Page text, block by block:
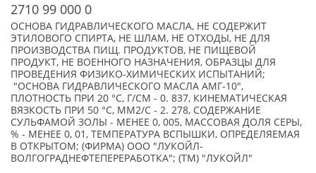
2710 99 000 0
ОСНОВА ГИДРАВЛИЧЕСКОГО МАСЛА, НЕ СОДЕРЖИТ
ЭТИЛОВОГО СПИРТА, НЕ ШЛАМ, НЕ ОТХОДЫ, НЕ ДЛЯ
ПРОИЗВОДСТВА ПИЩ. ПРОДУКТОВ, НЕ ПИЩЕВОЙ
ПРОДУКТ, НЕ ВОЕННОГО НАЗНАЧЕНИЯ, ОБРАЗЦЫ ДЛЯ
ПРОВЕДЕНИЯ ФИЗИКО-ХИМИЧЕСКИХ ИСПЫТАНИЙ;
"ОСНОВА ГИДРАВЛИЧЕСКОГО МАСЛА АМГ-10",
ПЛОТНОСТЬ ПРИ 20 °С, Г/СМ - 0. 837, КИНЕМАТИЧЕСКАЯ
ВЯЗКОСТЬ ПРИ 50 °С, ММ2/С - 2. 278, СОДЕРЖАНИЕ
СУЛЬФАMОЙ ЗОЛЫ - МЕНЕЕ 0, 005, МАССОВАЯ ДОЛЯ СЕРЫ,
% - МЕНЕЕ 0, 01, ТЕМПЕРАТУРА ВСПЫШКИ, ОПРЕДЕЛЯЕМАЯ
В ОТКРЫТОМ; (ФИРМА) ООО "ЛУКОЙЛ-
ВОЛГОГРАДНЕФТЕПЕРЕРАБОТКА"; (TM) "ЛУКОЙЛ"